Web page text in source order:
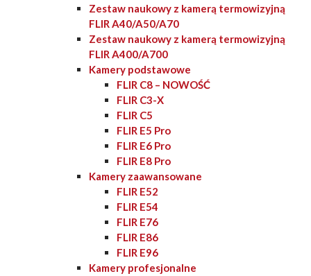
Zestaw naukowy z kamerą termowizyjną
FLIR A40/A50/A70
Zestaw naukowy z kamerą termowizyjną
FLIR A400/A700
Kamery podstawowe
FLIR C8 – NOWOŚĆ
FLIR C3-X
FLIR C5
FLIR E5 Pro
FLIR E6 Pro
FLIR E8 Pro
Kamery zaawansowane
FLIR E52
FLIR E54
FLIR E76
FLIR E86
FLIR E96
Kamery profesjonalne